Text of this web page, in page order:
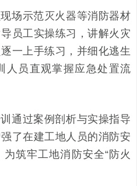
场示范灭火器等消防器材
员工实操练习，讲解火灾
一上手练习，并细化逃生
人员直观掌握应急处置流
通过案例剖析与实操指导
了在建工地人员的消防安
筑牢工地消防安全“防火